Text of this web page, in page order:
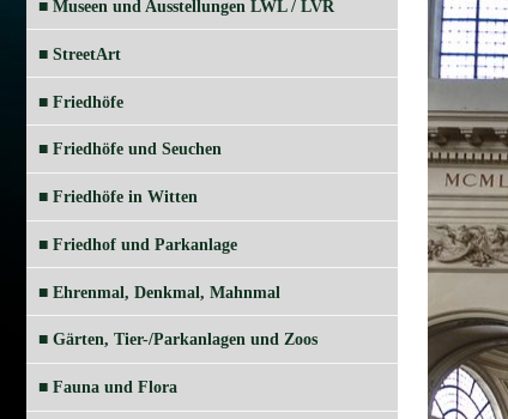
■ Museen und Ausstellungen LWL / LVR
■ StreetArt
■ Friedhöfe
■ Friedhöfe und Seuchen
■ Friedhöfe in Witten
■ Friedhof und Parkanlage
■ Ehrenmal, Denkmal, Mahnmal
■ Gärten, Tier-/Parkanlagen und Zoos
■ Fauna und Flora